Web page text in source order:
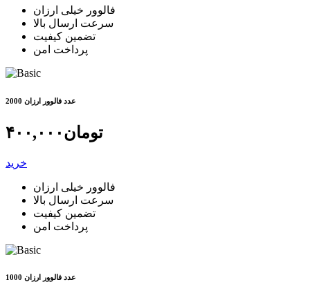
فالوور خیلی ارزان
سرعت ارسال بالا
تضمین کیفیت
پرداخت امن
2000 عدد فالوور ارزان
۴۰۰,۰۰۰تومان
خرید
فالوور خیلی ارزان
سرعت ارسال بالا
تضمین کیفیت
پرداخت امن
1000 عدد فالوور ارزان